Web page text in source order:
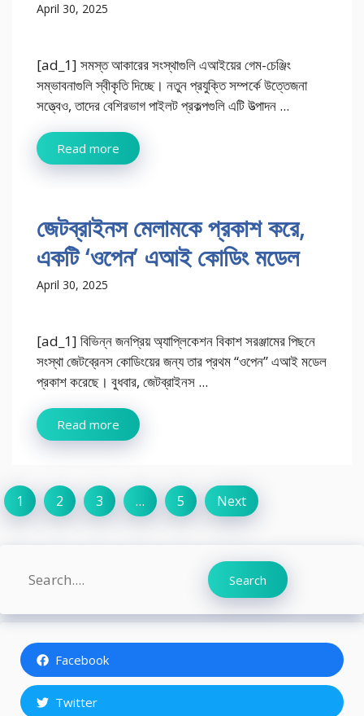
April 30, 2025
[ad_1] সমস্ত আকারের সংস্থাগুলি এআইয়ের গেম-চেঞ্জিং
সম্ভাবনাগুলি স্বীকৃতি দিচ্ছে। নতুন প্রযুক্তি সম্পর্কে উত্তেজনা
সত্ত্বেও, তাদের বেশিরভাগ পাইলট প্রকল্পগুলি এটি উত্পাদন ...
Read more
জেটব্রাইনস মেলামকে প্রকাশ করে,
একটি ‘ওপেন’ এআই কোডিং মডেল
April 30, 2025
[ad_1] বিভিন্ন জনপ্রিয় অ্যাপ্লিকেশন বিকাশ সরঞ্জামের পিছনে
সংস্থা জেটব্রেনস কোডিংয়ের জন্য তার প্রথম “ওপেন” এআই মডেল
প্রকাশ করেছে। বুধবার, জেটব্রাইনস ...
Read more
1 2 3 … 5 Next
Search Search
Facebook
Twitter